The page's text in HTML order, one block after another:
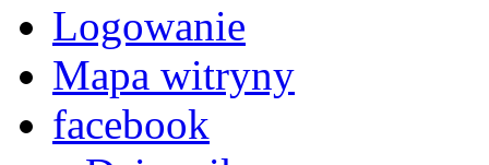
Logowanie
Mapa witryny
facebook